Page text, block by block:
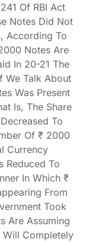
Of RBI Act
Notes Did Not
According To
Notes Are
In 20-21 The
We Talk About
Was Present
Is, The Share
To
Of ₹ 2000
Currency
Reduced To
In Which ₹
From
Took
Are Assuming
Will Completely